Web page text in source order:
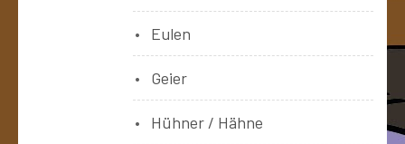
Eulen
Geier
Hühner / Hähne